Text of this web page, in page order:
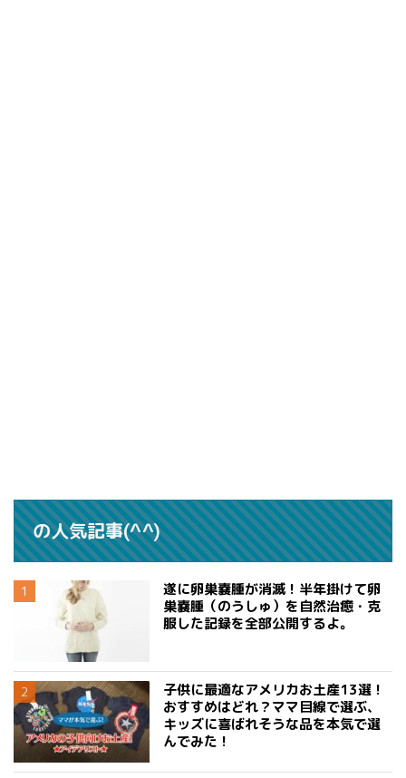
の人気記事(^^)
遂に卵巣嚢腫が消滅！半年掛けて卵
巣嚢腫（のうしゅ）を自然治癒・克
服した記録を全部公開するよ。
子供に最適なアメリカお土産13選！
おすすめはどれ？ママ目線で選ぶ、
キッズに喜ばれそうな品を本気で選
んでみた！